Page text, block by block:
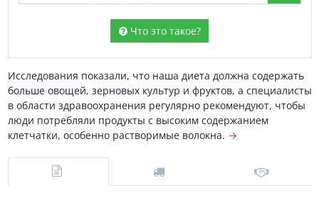
Что это такое?
Исследования показали, что наша диета должна содержать
больше овощей, зерновых культур и фруктов, а специалисты
в области здравоохранения регулярно рекомендуют, чтобы
люди потребляли продукты с высоким содержанием
клетчатки, особенно растворимые волокна. →